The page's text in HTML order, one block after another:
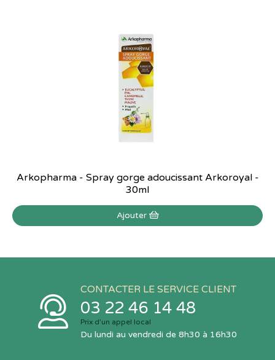
Arkopharma - Spray gorge adoucissant Arkoroyal -
30ml
Ajouter
CONTACTER LE SERVICE CLIENT
03 22 46 14 48
Prix d’un appel local
Du lundi au vendredi de 8h30 à 16h30